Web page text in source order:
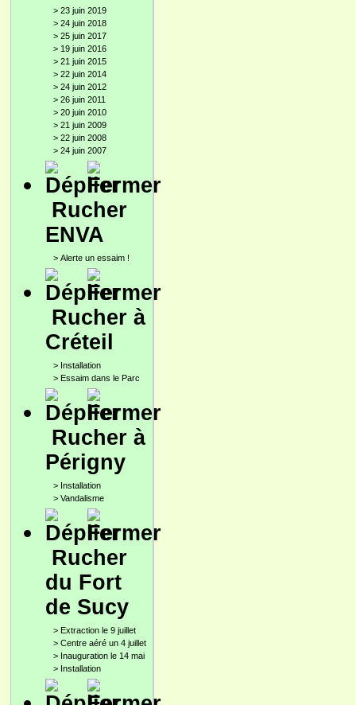
> 23 juin 2019
> 24 juin 2018
> 25 juin 2017
> 19 juin 2016
> 21 juin 2015
> 22 juin 2014
> 24 juin 2012
> 26 juin 2011
> 20 juin 2010
> 21 juin 2009
> 22 juin 2008
> 24 juin 2007
Rucher
ENVA
> Alerte un essaim !
Rucher à
Créteil
> Installation
> Essaim dans le Parc
Rucher à
Périgny
> Installation
> Vandalisme
Rucher
du Fort
de Sucy
> Extraction le 9 juillet
> Centre aéré un 4 juillet
> Inauguration le 14 mai
> Installation